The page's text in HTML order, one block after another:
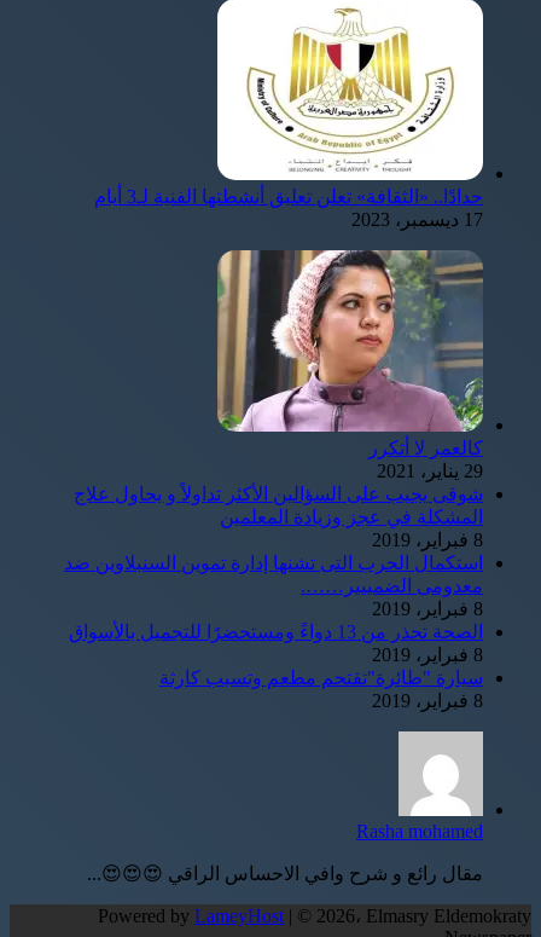
حدادًا.. «الثقافة» تعلن تعليق أنشطتها الفنية لـ3 أيام
17 ديسمبر، 2023
كالعمر لا أتكرر
29 يناير، 2021
شوقى يجيب على السؤالين الأكثر تداولاً و يحاول علاج
المشكلة في عجز وزيادة المعلمين
8 فبراير، 2019
استكمال الحرب التى تشنها إدارة تموين السنبلاوين ضد
معدومى الضمييير…….
8 فبراير، 2019
الصحة تحذر من 13 دواءً ومستحضرًا للتجميل بالأسواق
8 فبراير، 2019
سيارة "طائرة"تقتحم مطعم وتسبب كارثة
8 فبراير، 2019
Rasha mohamed
مقال رائع و شرح وافي الاحساس الراقي 😍😍😍...
Powered by LameyHost| © 2026، Elmasry Eldemokraty